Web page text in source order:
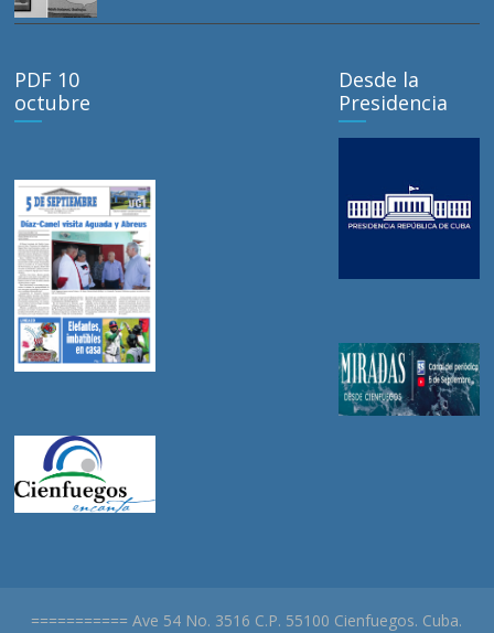
PDF 10
octubre
Desde la
Presidencia
=========== Ave 54 No. 3516 C.P. 55100 Cienfuegos. Cuba.